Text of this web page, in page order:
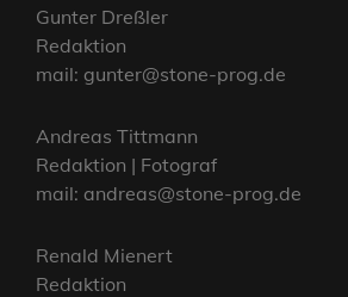
Gunter Dreßler
Redaktion
mail: gunter@stone-prog.de
Andreas Tittmann
Redaktion | Fotograf
mail: andreas@stone-prog.de
Renald Mienert
Redaktion